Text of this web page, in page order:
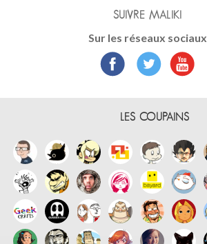
SUIVRE MALIKI
Sur les réseaux sociaux
LES COUPAINS